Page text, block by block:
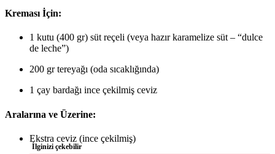
Kreması İçin:
1 kutu (400 gr) süt reçeli (veya hazır karamelize süt – “dulce
de leche”)
200 gr tereyağı (oda sıcaklığında)
1 çay bardağı ince çekilmiş ceviz
Aralarına ve Üzerine:
Ekstra ceviz (ince çekilmiş)
İlginizi çekebilir